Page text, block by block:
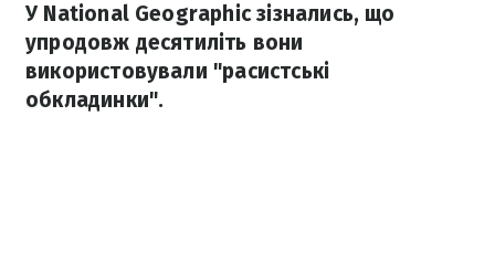
У National Geographic зізнались, що
упродовж десятиліть вони
використовували "расистські
обкладинки".